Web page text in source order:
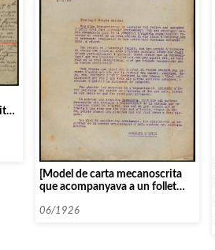
[Model de carta mecanoscrita
que acompanyava a un follet
qüestions a omplir]
06/1926